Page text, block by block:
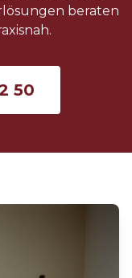
beraten
50